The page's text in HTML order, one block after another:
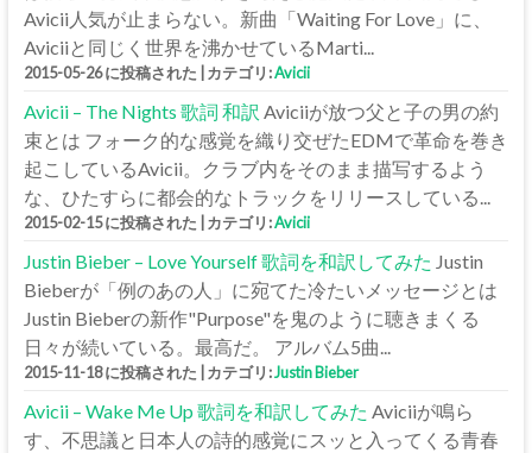
Avicii人気が止まらない。新曲「Waiting For Love」に、
Aviciiと同じく世界を沸かせているMarti...
2015-05-26 に投稿された カテゴリ:Avicii
Avicii – The Nights 歌詞 和訳 Aviciiが放つ父と子の男の約
束とは フォーク的な感覚を織り交ぜたEDMで革命を巻き
起こしているAvicii。クラブ内をそのまま描写するよう
な、ひたすらに都会的なトラックをリリースしている...
2015-02-15 に投稿された カテゴリ:Avicii
Justin Bieber – Love Yourself 歌詞を和訳してみた Justin
Bieberが「例のあの人」に宛てた冷たいメッセージとは
Justin Bieberの新作"Purpose"を鬼のように聴きまくる
日々が続いている。最高だ。 アルバム5曲...
2015-11-18 に投稿された カテゴリ:Justin Bieber
Avicii – Wake Me Up 歌詞を和訳してみた Aviciiが鳴ら
す、不思議と日本人の詩的感覚にスッと入ってくる青春